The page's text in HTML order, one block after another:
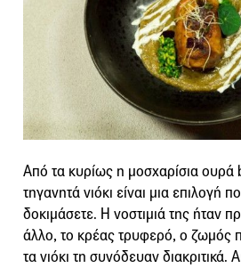
Από τα κυρίως η μοσχαρίσια
τηγανητά νιόκι είναι μια επιλογή
δοκιμάσετε. Η νοστιμιά της ήταν
άλλο, το κρέας τρυφερό, ο ζωμός
τα νιόκι τη συνόδευαν διακριτικά.